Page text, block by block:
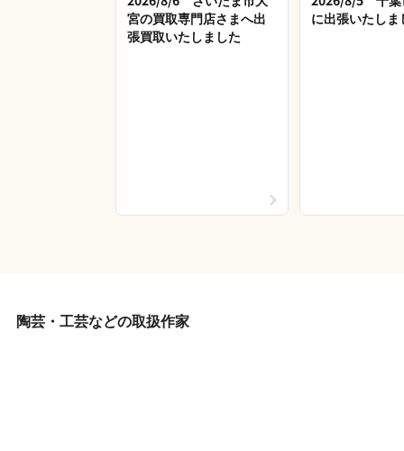
宮の買取専門店さまへ出
張買取いたしました
に出張いたしま
陶芸・工芸などの取扱作家